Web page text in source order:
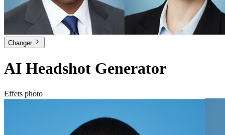
Changer
AI Headshot Generator
Effets photo